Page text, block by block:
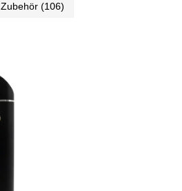
Zubehör (106)